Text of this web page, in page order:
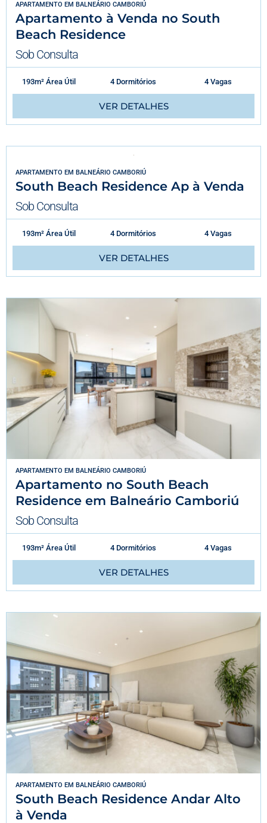
APARTAMENTO EM BALNEÁRIO CAMBORIÚ
Apartamento à Venda no South
Beach Residence
Sob Consulta
193m² Área Útil 4 Dormitórios 4 Vagas
VER DETALHES
APARTAMENTO EM BALNEÁRIO CAMBORIÚ
South Beach Residence Ap à Venda
Sob Consulta
193m² Área Útil 4 Dormitórios 4 Vagas
VER DETALHES
APARTAMENTO EM BALNEÁRIO CAMBORIÚ
Apartamento no South Beach
Residence em Balneário Camboriú
Sob Consulta
193m² Área Útil 4 Dormitórios 4 Vagas
VER DETALHES
APARTAMENTO EM BALNEÁRIO CAMBORIÚ
South Beach Residence Andar Alto
à Venda